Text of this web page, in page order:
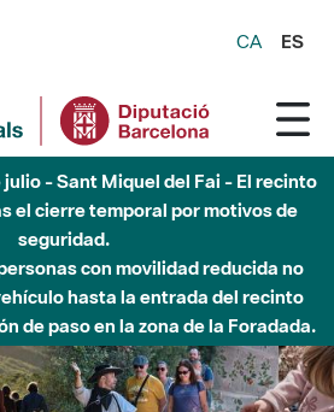
CA ES
de 2026 - Parque Fluvial Besós -
del Parque Fluvial del Besòs debido
de una pasarela sobre el río